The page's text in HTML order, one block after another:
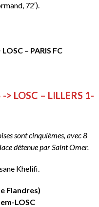
72′).
LOSC – PARIS FC
> LOSC – LILLERS 1-
sont cinquièmes, avec 8
détenue par Saint Omer.
Khelifi.
Flandres)
LOSC